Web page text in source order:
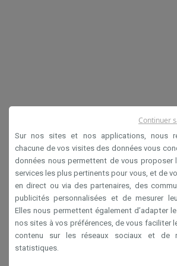
Sur nos sites et nos applications, nous
chacune de vos visites des données vous
données nous permettent de vous proposer
services les plus pertinents pour vous, et de
en direct ou via des partenaires, des
publicités personnalisées et de mesurer
Elles nous permettent également d’adapter
nos sites à vos préférences, de vous faciliter
contenu sur les réseaux sociaux et de
statistiques.
Continuer